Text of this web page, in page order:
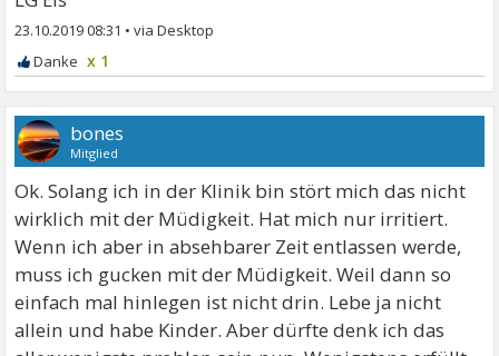
23.10.2019 08:31 •
x 1
bones
Mitglied
Ok. Solang ich in der Klinik bin stört mich das nicht
wirklich mit der Müdigkeit. Hat mich nur irritiert.
Wenn ich aber in absehbarer Zeit entlassen werde,
muss ich gucken mit der Müdigkeit. Weil dann so
einfach mal hinlegen ist nicht drin. Lebe ja nicht
allein und habe Kinder. Aber dürfte denk ich das